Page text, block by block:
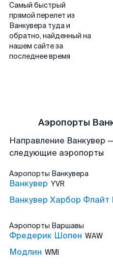
Самый быстрый
прямой перелет из
Ванкувера туда и
обратно, найденный на
нашем сайте за
последнее время
Аэропорты
Направление Ванкувер
следующие аэропорты
Аэропорты Ванкувера
Ванкувер YVR
Ванкувер Харбор Флайт
Аэропорты Варшавы
Фредерик Шопен WAW
Модлин WMI